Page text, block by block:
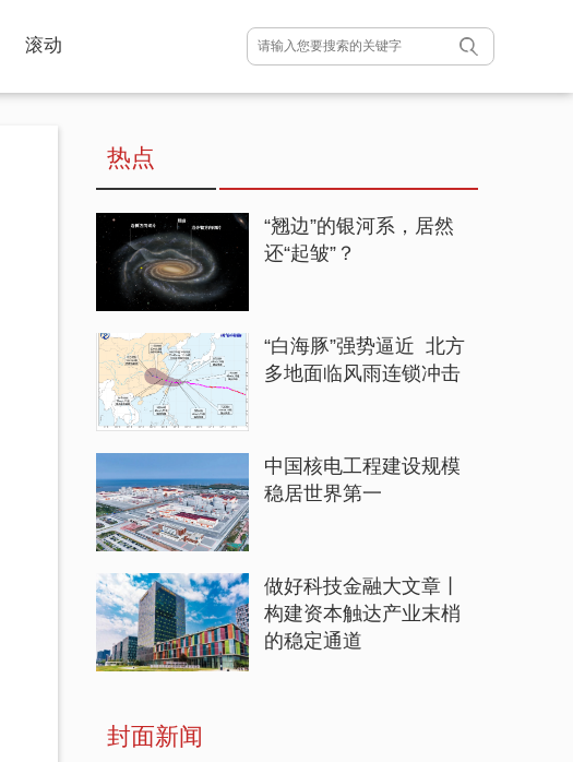
滚动
热点
“翘边”的银河系，居然
还“起皱”？
“白海豚”强势逼近 北方
多地面临风雨连锁冲击
中国核电工程建设规模
稳居世界第一
做好科技金融大文章丨
构建资本触达产业末梢
的稳定通道
封面新闻